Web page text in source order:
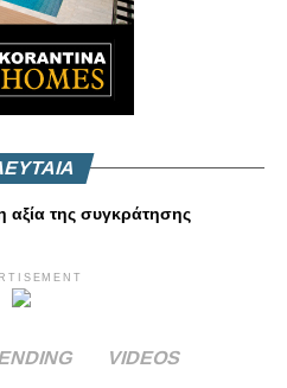
αξία της συγκράτησης
VIDEOS